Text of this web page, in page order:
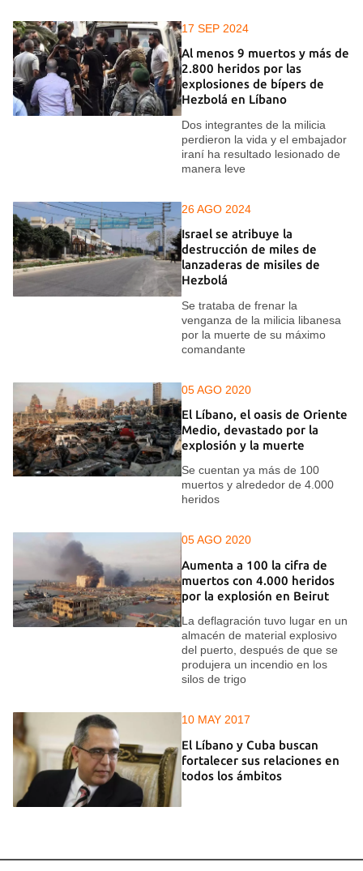
17 SEP 2024
Al menos 9 muertos y más de
2.800 heridos por las
explosiones de bípers de
Hezbolá en Líbano
Dos integrantes de la milicia
perdieron la vida y el embajador
iraní ha resultado lesionado de
manera leve
26 AGO 2024
Israel se atribuye la
destrucción de miles de
lanzaderas de misiles de
Hezbolá
Se trataba de frenar la
venganza de la milicia libanesa
por la muerte de su máximo
comandante
05 AGO 2020
El Líbano, el oasis de Oriente
Medio, devastado por la
explosión y la muerte
Se cuentan ya más de 100
muertos y alrededor de 4.000
heridos
05 AGO 2020
Aumenta a 100 la cifra de
muertos con 4.000 heridos
por la explosión en Beirut
La deflagración tuvo lugar en un
almacén de material explosivo
del puerto, después de que se
produjera un incendio en los
silos de trigo
10 MAY 2017
El Líbano y Cuba buscan
fortalecer sus relaciones en
todos los ámbitos